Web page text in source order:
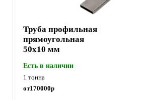
Труба профильная
прямоугольная
50х10 мм
Есть в наличии
1 тонна
от170000р